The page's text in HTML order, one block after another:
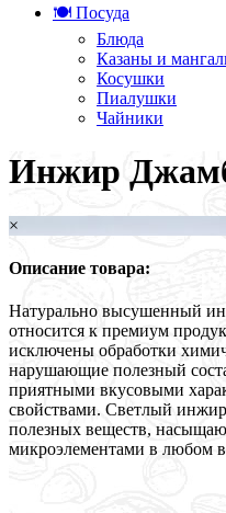
🍽️ Посуда
Блюда
Казаны и
Косушки
Пиалушки
Чайники
Инжир
×
Описание товара:
Натурально высушенный
относится к премиум
исключены обработки
нарушающие полезный
приятными вкусовыми
свойствами. Светлый
полезных веществ,
микроэлементами в любом